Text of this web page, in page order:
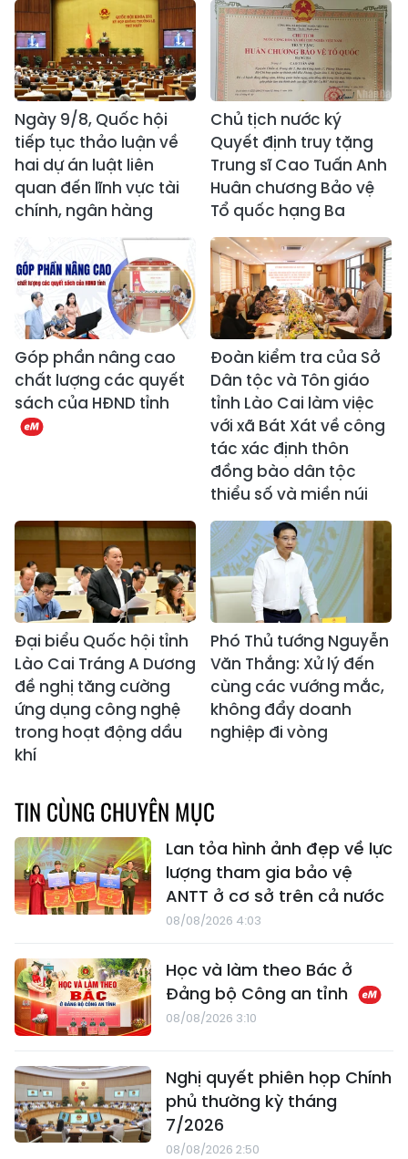
Ngày 9/8, Quốc hội
tiếp tục thảo luận về
hai dự án luật liên
quan đến lĩnh vực tài
chính, ngân hàng
Chủ tịch nước ký
Quyết định truy tặng
Trung sĩ Cao Tuấn Anh
Huân chương Bảo vệ
Tổ quốc hạng Ba
Góp phần nâng cao
chất lượng các quyết
sách của HĐND tỉnh
Đoàn kiểm tra của Sở
Dân tộc và Tôn giáo
tỉnh Lào Cai làm việc
với xã Bát Xát về công
tác xác định thôn
đồng bào dân tộc
thiểu số và miền núi
Đại biểu Quốc hội tỉnh
Lào Cai Tráng A Dương
đề nghị tăng cường
ứng dụng công nghệ
trong hoạt động dầu
khí
Phó Thủ tướng Nguyễn
Văn Thắng: Xử lý đến
cùng các vướng mắc,
không đẩy doanh
nghiệp đi vòng
TIN CÙNG CHUYÊN MỤC
Lan tỏa hình ảnh đẹp về lực
lượng tham gia bảo vệ
ANTT ở cơ sở trên cả nước
08/08/2026 4:03
Học và làm theo Bác ở
Đảng bộ Công an tỉnh
08/08/2026 3:10
Nghị quyết phiên họp Chính
phủ thường kỳ tháng
7/2026
08/08/2026 2:50